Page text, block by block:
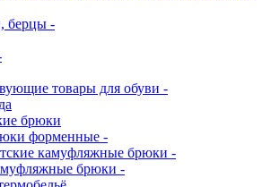
берцы -
товары для обуви -
брюки
форменные -
камуфляжные брюки -
брюки -